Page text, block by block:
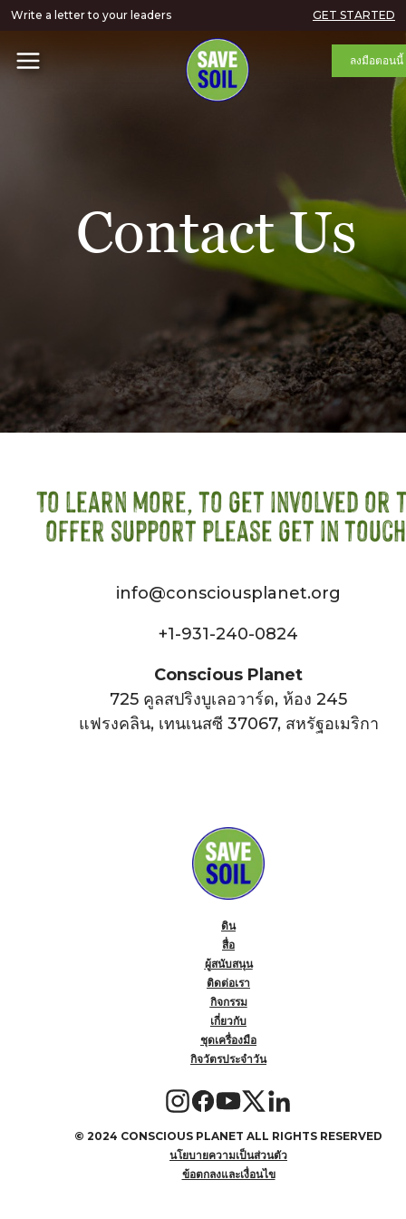
Write a letter to your leaders GET STARTED
ลงมือตอนนี้
Contact Us
To learn more, to get involved or
offer support please get in
info@consciousplanet.org
+1-931-240-0824
Conscious Planet
725 คูลสปริงบูเลอวาร์ด, ห้อง 245
แฟรงคลิน, เทนเนสซี 37067, สหรัฐอเมริกา
ดิน
สื่อ
ผู้สนับสนุน
ติดต่อเรา
กิจกรรม
เกี่ยวกับ
ชุดเครื่องมือ
กิจวัตรประจำวัน
© 2024 CONSCIOUS PLANET ALL RIGHTS RESERVED
นโยบายความเป็นส่วนตัว
ข้อตกลงและเงื่อนไข